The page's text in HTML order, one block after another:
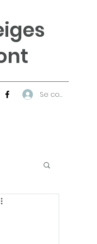
Se connecter